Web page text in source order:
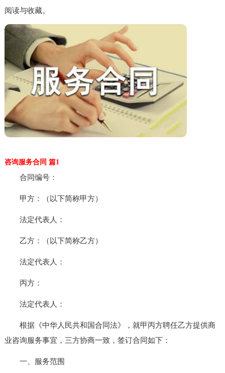
阅读与收藏。
咨询服务合同 篇1
合同编号：
甲方：（以下简称甲方）
法定代表人：
乙方：（以下简称乙方）
法定代表人：
丙方：
法定代表人：
根据《中华人民共和国合同法》，就甲丙方聘任乙方提供商
业咨询服务事宜，三方协商一致，签订合同如下：
一、服务范围